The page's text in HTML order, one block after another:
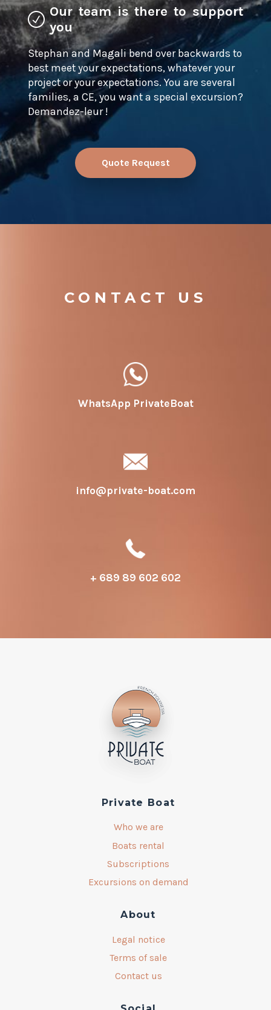
Our team is there to support
you
Stephan and Magali bend over backwards to
best meet your expectations, whatever your
project or your expectations. You are several
families, a CE, you want a special excursion?
Demandez-leur !
Quote Request
CONTACT US
WhatsApp PrivateBoat
info@private-boat.com
+ 689 89 602 602
Private Boat
Who we are
Boats rental
Subscriptions
Excursions on demand
About
Legal notice
Terms of sale
Contact us